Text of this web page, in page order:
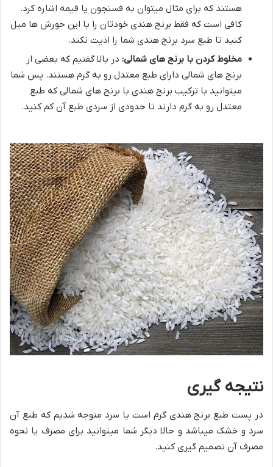
هستند که برای مثال میتوان به فسنجون یا قیمه اشاره کرد.
کافی است که فقط برنج هندی خودتان را با این حورش ها میل
کنید تا طبع سرد برنج هندی شما را اذیت نکند.
مخلوط کردن با برنج های شمالی: در بالا گفتیم که بعضی از
برنج های شمالی دارای طبع معتدل رو به گرم هستند. پس شما
میتوانید با ترکیب برنج هندی با برنج های شمالی که طبع
معتدل رو به گرم دارند تا حدودی از سردی طبع آن کم کنید.
نتیجه گیری
در پست طبع برنج هندی گرم است یا سرد متوجه شدیم که طبع آن
سرد و خشک میباشد و حالا دیگر شما میتوانید برای مصرف یا نحوه
مصرف آن تصمیم گیری کنید.